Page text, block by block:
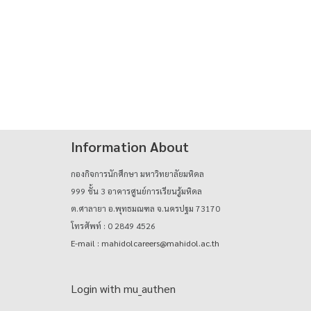
Information About
กองกิจการนักศึกษา มหาวิทยาลัยมหิดล
999 ชั้น 3 อาคารศูนย์การเรียนรู้มหิดล
ต.ศาลายา อ.พุทธมณฑล จ.นครปฐม 73170
โทรศัพท์ : 0 2849 4526
E-mail : mahidolcareers@mahidol.ac.th
Login with mu_authen